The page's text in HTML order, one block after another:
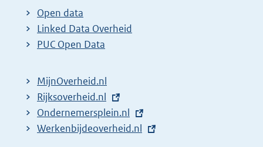
t
e
r
l
i
n
k
Open data
Linked Data Overheid
PUC Open Data
MijnOverheid.nl
E
x
t
Rijksoverheid.nl
E
x
Ondernemersplein.nl
E
Werkenbijdeoverheid.nl